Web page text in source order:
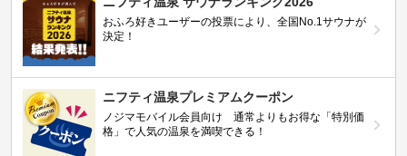
おふろ好きユーザーの投票により、全国No.1サウナが
決定！
ニフティ温泉プレミアムクーポン
ノジマモバイル会員向け 通常よりもお得な「特別価
格」で人気の温泉を満喫できる！